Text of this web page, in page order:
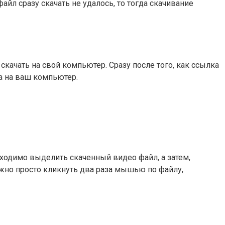
сразу скачать не удалось, то тогда скачивание
на свой компьютер. Сразу после того, как ссылка
на ваш компьютер.
выделить скаченный видео файл, а затем,
просто кликнуть два раза мышью по файлу,